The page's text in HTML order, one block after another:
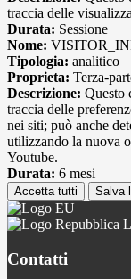
traccia delle
Durata: Sessione
Nome:
Tipologia: analitico
Proprieta: Terza-
Descrizione: Questo
traccia delle
nei siti; può anche
utilizzando la nuova
Youtube.
Durata: 6 mesi
Accetta tutti Salva
Contatti